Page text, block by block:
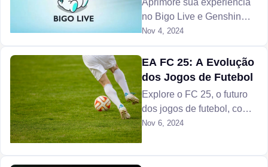
Genshin
Aprimore sua experiência
no Bigo Live e Genshin
Impact com recargas.
exclusivos e aproveite ao
máximo essas plataformas
incríveis.
Nov 4, 2024
EA FC 25: A Evolução
dos Jogos de Futebol
Explore o FC 25, o futuro
dos jogos de futebol, com
realismo aprimorado,
Nov 6, 2024